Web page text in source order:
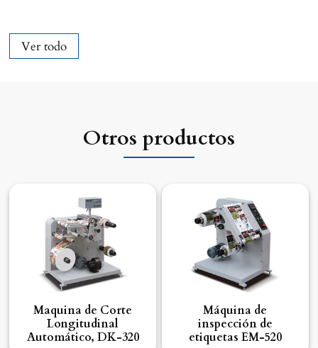
Ver todo
Otros productos
Maquina de Corte
Longitudinal
Automático, DK-320
Máquina de
inspección de
etiquetas EM-520